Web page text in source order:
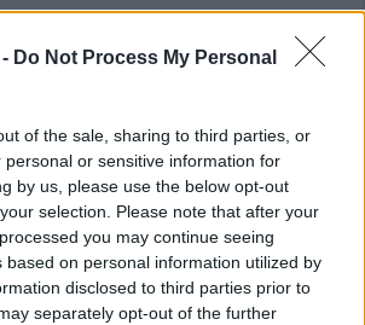
Do Not Process My Personal
of the sale, sharing to third parties, or
personal or sensitive information for
by us, please use the below opt-out
selection. Please note that after your
you may continue seeing
based on personal information utilized by
disclosed to third parties prior to
separately opt-out of the further
sei, l'Ilva è la prima società tra le non